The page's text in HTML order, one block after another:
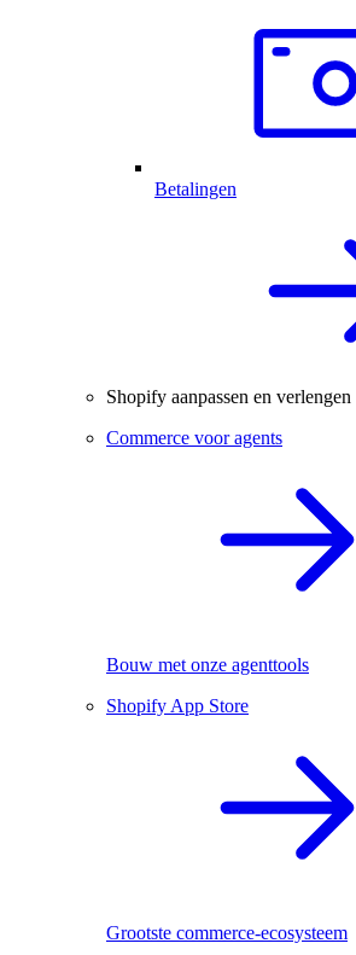
Betalingen
Shopify aanpassen en verlengen
Commerce voor agents
Bouw met onze agenttools
Shopify App Store
Grootste commerce-ecosysteem